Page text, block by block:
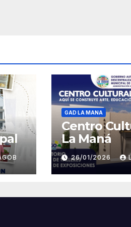
GAD LA MANA
Centro
La Maná
26/01/2026